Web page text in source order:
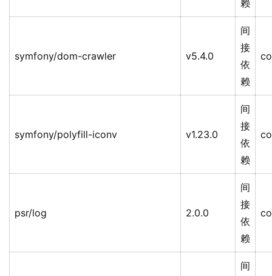
赖
symfony/dom-crawler v5.4.0
间
接
依
赖
symfony/polyfill-iconv v1.23.0
间
接
依
赖
psr/log 2.0.0
间
接
依
赖
间